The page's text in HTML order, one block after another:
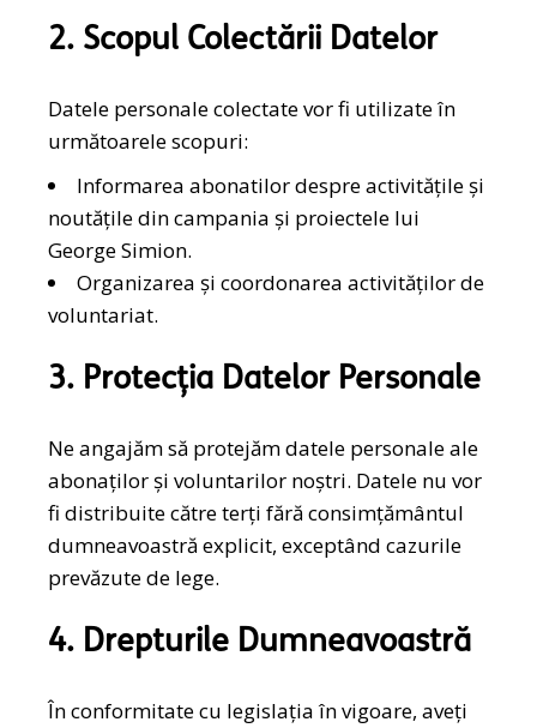
2. Scopul Colectării Datelor
Datele personale colectate vor fi utilizate în
următoarele scopuri:
Informarea abonatilor despre activitățile și
noutățile din campania și proiectele lui
George Simion.
Organizarea și coordonarea activităților de
voluntariat.
3. Protecția Datelor Personale
Ne angajăm să protejăm datele personale ale
abonaților și voluntarilor noștri. Datele nu vor
fi distribuite către terți fără consimțământul
dumneavoastră explicit, exceptând cazurile
prevăzute de lege.
4. Drepturile Dumneavoastră
În conformitate cu legislația în vigoare, aveți